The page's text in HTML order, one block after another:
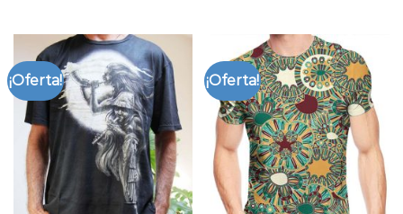
¡Oferta! ¡Oferta!